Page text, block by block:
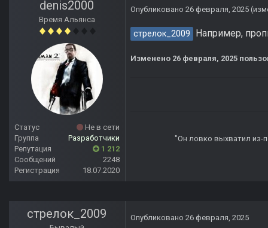
denis2000
Время Альянса
Статус
Не в сети
Группа
Разработчики
Репутация
1 212
Сообщений
2248
Регистрация
18.07.2020
Опубликовано 26 февраля, 2025
стрелок_2009 Например,
Изменено 26 февраля, 2025
"Он ловко выхватил из-
стрелок_2009 Опубликовано 26 февраля, 2025